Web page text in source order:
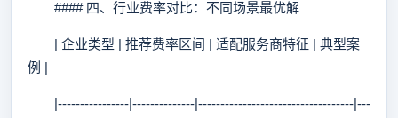
#### 四、行业费率对比：不同场景最优解
| 企业类型 | 推荐费率区间 | 适配服务商特征 | 典型案
例 |
|----------------|--------------|-----------------------------------|---